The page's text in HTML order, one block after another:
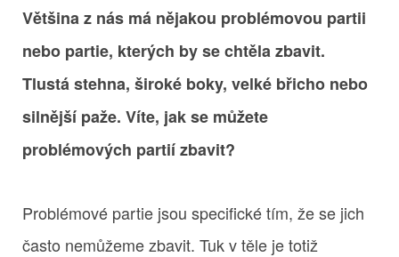
Většina z nás má nějakou problémovou partii
nebo partie, kterých by se chtěla zbavit.
Tlustá stehna, široké boky, velké břicho nebo
silnější paže. Víte, jak se můžete
problémových partií zbavit?
Problémové partie jsou specifické tím, že se jich
často nemůžeme zbavit. Tuk v těle je totiž